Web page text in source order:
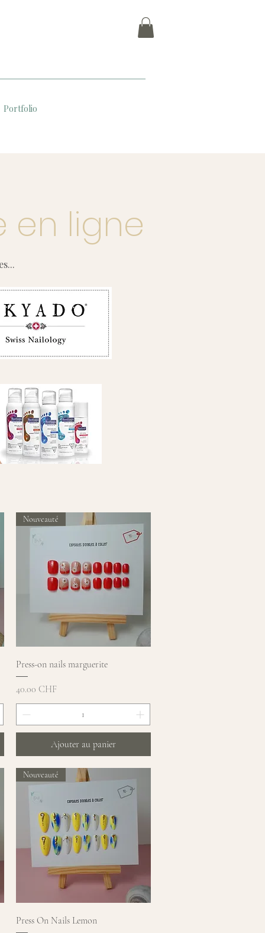
Portfolio
en ligne
Aperçu rapide
Nouveauté
Press-on nails marguerite
Prix
40.00 CHF
Ajouter au panier
Aperçu rapide
Nouveauté
Press On Nails Lemon